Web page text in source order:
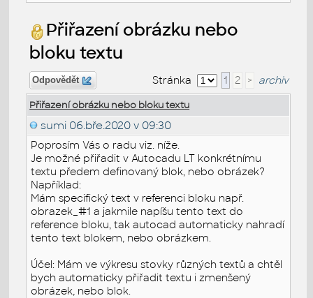
Přiřazení obrázku nebo
bloku textu
Odpovědět Stránka 1 2 > archiv
Přiřazení obrázku nebo bloku textu
sumi 06.bře.2020 v 09:30
Poprosím Vás o radu viz. níže.
Je možné přiřadit v Autocadu LT konkrétnímu
textu předem definovaný blok, nebo obrázek?
Například:
Mám specifický text v referenci bloku např.
obrazek_#1 a jakmile napíšu tento text do
reference bloku, tak autocad automaticky nahradí
tento text blokem, nebo obrázkem.
Účel: Mám ve výkresu stovky různých textů a chtěl
bych automaticky přiřadit textu i zmenšený
obrázek, nebo blok.